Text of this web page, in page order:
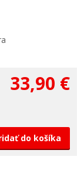
33,90 €
do košíka